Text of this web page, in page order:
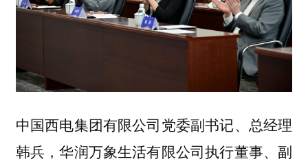
中国西电集团有限公司党委副书记、总经理
韩兵，华润万象生活有限公司执行董事、副